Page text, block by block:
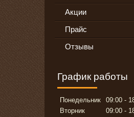
Акции
Прайс
Отзывы
График работы
Понедельник 09:00
Вторник
09:00